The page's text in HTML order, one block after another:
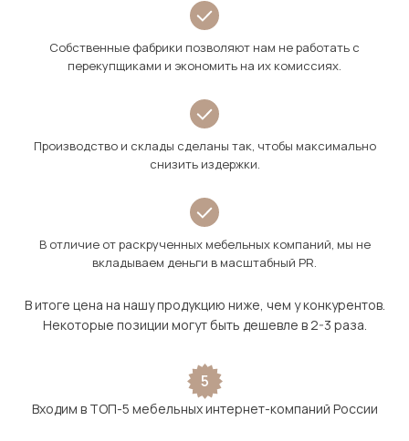
Собственные фабрики позволяют нам не работать с
перекупщиками и экономить на их комиссиях.
Производство и склады сделаны так, чтобы максимально
снизить издержки.
В отличие от раскрученных мебельных компаний, мы не
вкладываем деньги в масштабный PR.
В итоге цена на нашу продукцию ниже, чем у конкурентов.
Некоторые позиции могут быть дешевле в 2-3 раза.
5
Входим в ТОП-5 мебельных интернет-компаний России